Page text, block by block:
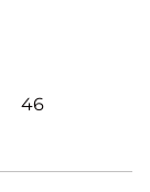
46